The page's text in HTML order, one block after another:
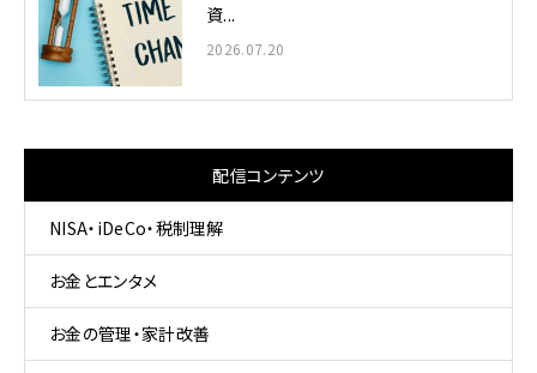
資...
2026.07.20
配信コンテンツ
NISA・iDeCo・税制理解
お金とエンタメ
お金の管理・家計改善